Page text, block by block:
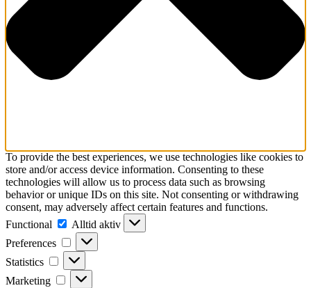
To provide the best experiences, we use technologies like cookies to
store and/or access device information. Consenting to these
technologies will allow us to process data such as browsing
behavior or unique IDs on this site. Not consenting or withdrawing
consent, may adversely affect certain features and functions.
Functional
Functional
Alltid aktiv
Preferences
Preferences
Statistics Statistics
Marketing Marketing